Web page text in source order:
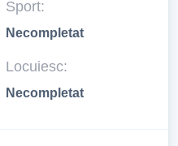
Sport:
Necompletat
Locuiesc:
Necompletat